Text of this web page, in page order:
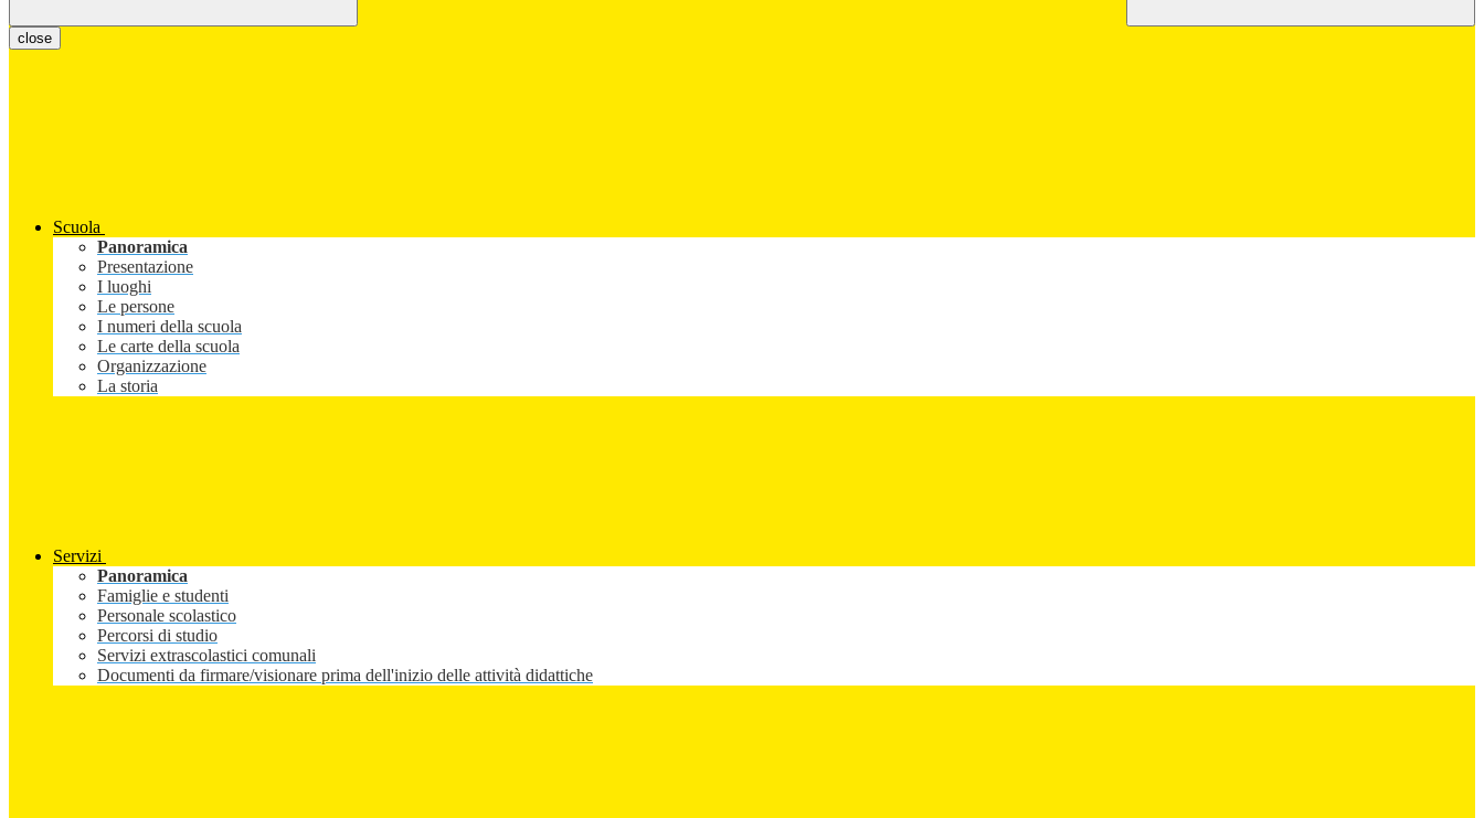
close
Scuola
Panoramica
Presentazione
I luoghi
Le persone
I numeri della scuola
Le carte della scuola
Organizzazione
La storia
Servizi
Panoramica
Famiglie e studenti
Personale scolastico
Percorsi di studio
Servizi extrascolastici comunali
Documenti da firmare/visionare prima dell'inizio delle attività didattiche